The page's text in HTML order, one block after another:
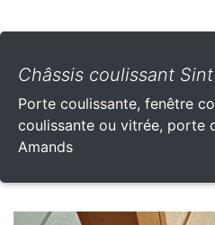
Châssis coulissant
Porte coulissante, fenêtre
coulissante ou vitrée, porte
Amands